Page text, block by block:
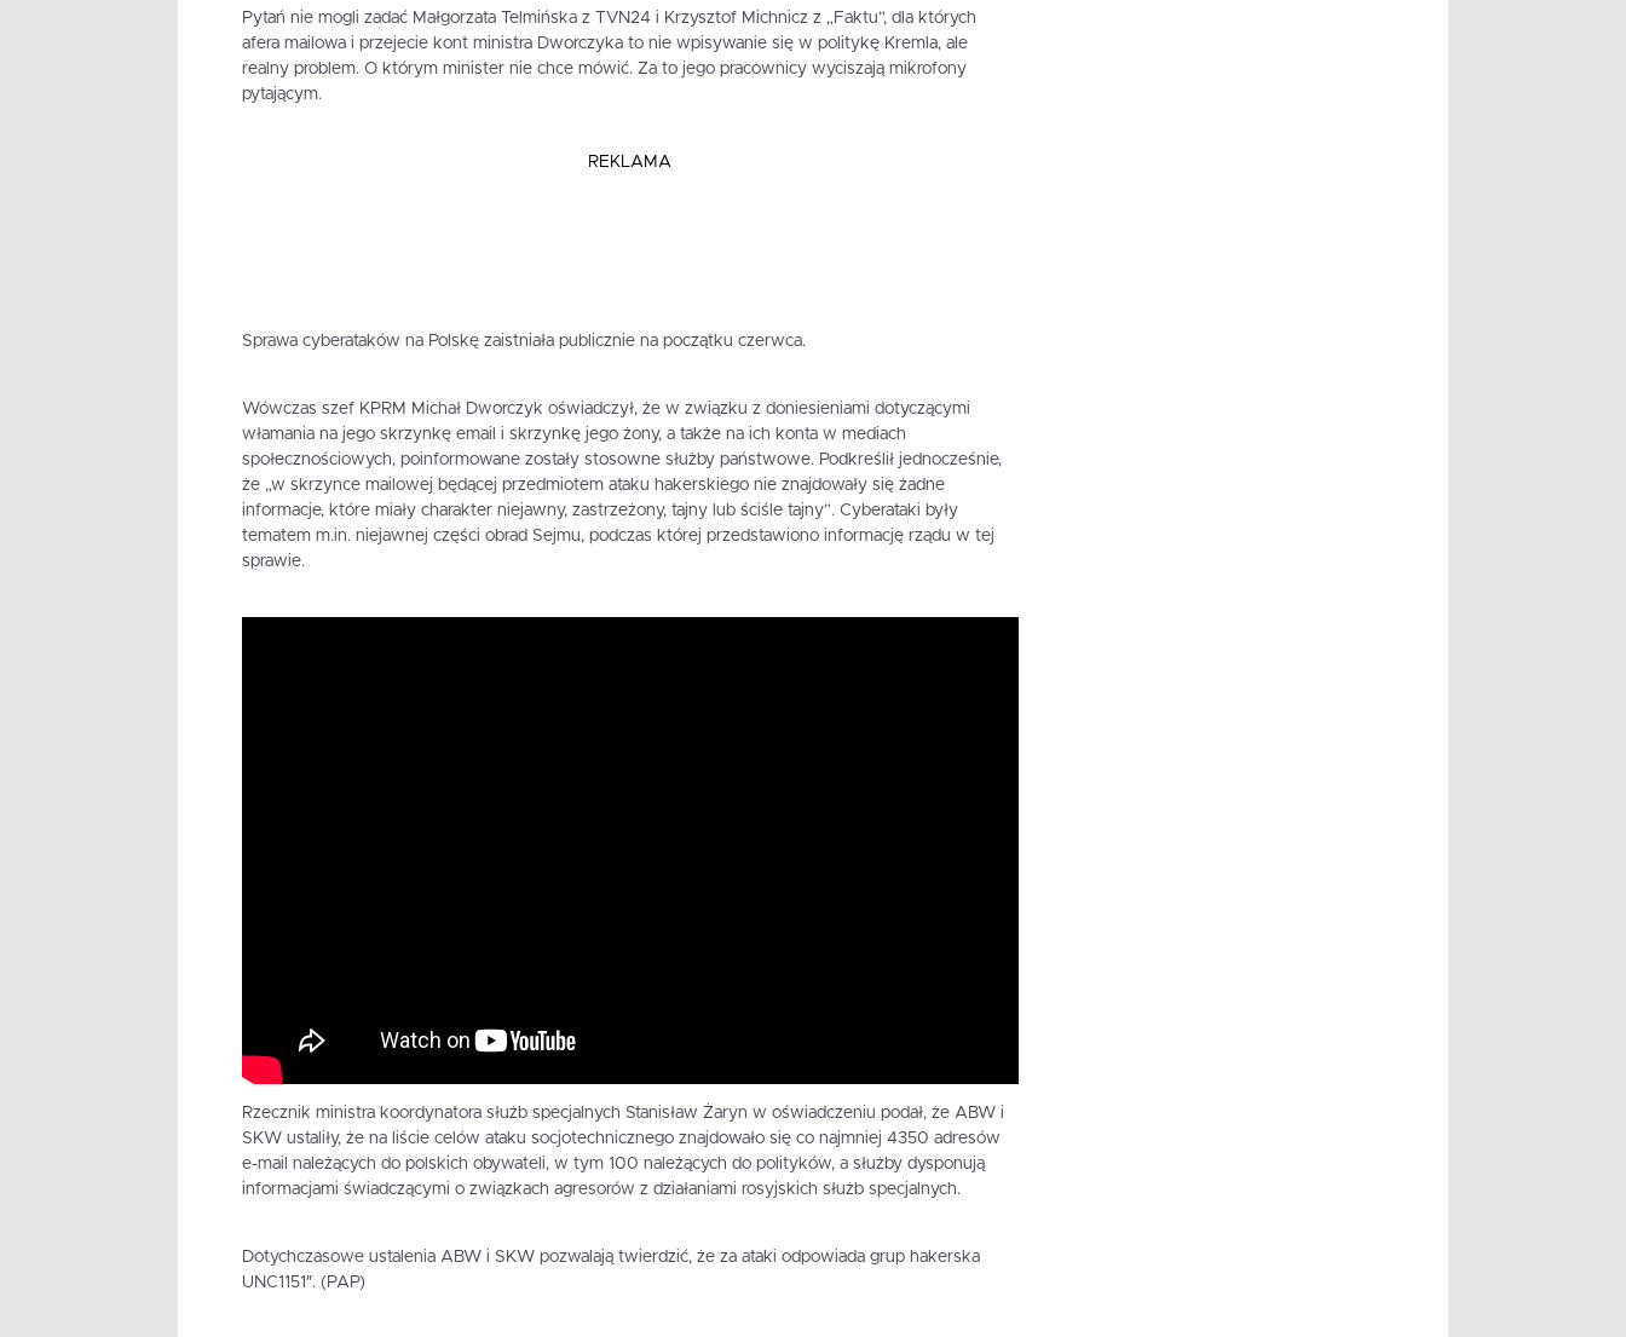
Pytań nie mogli zadać Małgorzata Telmińska z TVN24 i Krzysztof Michnicz z „Faktu”, dla których
afera mailowa i przejecie kont ministra Dworczyka to nie wpisywanie się w politykę Kremla, ale
realny problem. O którym minister nie chce mówić. Za to jego pracownicy wyciszają mikrofony
pytającym.
REKLAMA
Sprawa cyberataków na Polskę zaistniała publicznie na początku czerwca.
Wówczas szef KPRM Michał Dworczyk oświadczył, że w związku z doniesieniami dotyczącymi
włamania na jego skrzynkę email i skrzynkę jego żony, a także na ich konta w mediach
społecznościowych, poinformowane zostały stosowne służby państwowe. Podkreślił jednocześnie,
że „w skrzynce mailowej będącej przedmiotem ataku hakerskiego nie znajdowały się żadne
informacje, które miały charakter niejawny, zastrzeżony, tajny lub ściśle tajny”. Cyberataki były
tematem m.in. niejawnej części obrad Sejmu, podczas której przedstawiono informację rządu w tej
sprawie.
Rzecznik ministra koordynatora służb specjalnych Stanisław Żaryn w oświadczeniu podał, że ABW i
SKW ustaliły, że na liście celów ataku socjotechnicznego znajdowało się co najmniej 4350 adresów
e-mail należących do polskich obywateli, w tym 100 należących do polityków, a służby dysponują
informacjami świadczącymi o związkach agresorów z działaniami rosyjskich służb specjalnych.
Dotychczasowe ustalenia ABW i SKW pozwalają twierdzić, że za ataki odpowiada grup hakerska
UNC1151″. (PAP)